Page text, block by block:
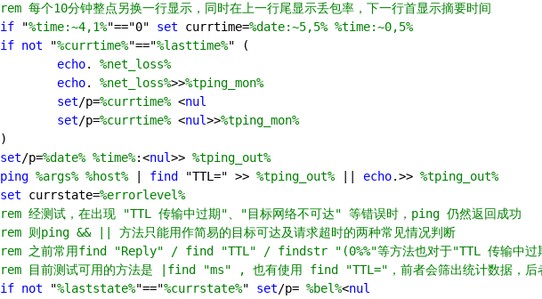
rem 每个10分钟整点另换一行显示，同时在上一行尾显示丢包率，下一行首显示摘要时间
if "%time:~4,1%"=="0" set currtime=%date:~5,5% %time:~0,5%
if not "%currtime%"=="%lasttime%" (
echo. %net_loss%
echo. %net_loss%>>%tping_mon%
set/p=%currtime% <nul
set/p=%currtime% <nul>>%tping_mon%
)
set/p=%date% %time%:<nul>> %tping_out%
ping %args% %host% | find "TTL=" >> %tping_out% || echo.>> %tping_out%
set currstate=%errorlevel%
rem 经测试，在出现 "TTL 传输中过期"、"目标网络不可达" 等错误时，ping 仍然返回成功
rem 则ping && || 方法只能用作简易的目标可达及请求超时的两种常见情况判断
rem 之前常用find "Reply" / find "TTL" / findstr "(0%%"等方法也对于"TTL 传输中过期
rem 目前测试可用的方法是 |find "ms" , 也有使用 find "TTL="，前者会筛出统计数据，后
if not "%laststate%"=="%currstate%" set/p= %bel%<nul